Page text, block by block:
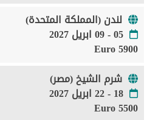
لندن (المملكة المتحدة)
05 - 09 ابريل 2027
5900 Euro
شرم الشيخ (مصر)
18 - 22 ابريل 2027
5500 Euro